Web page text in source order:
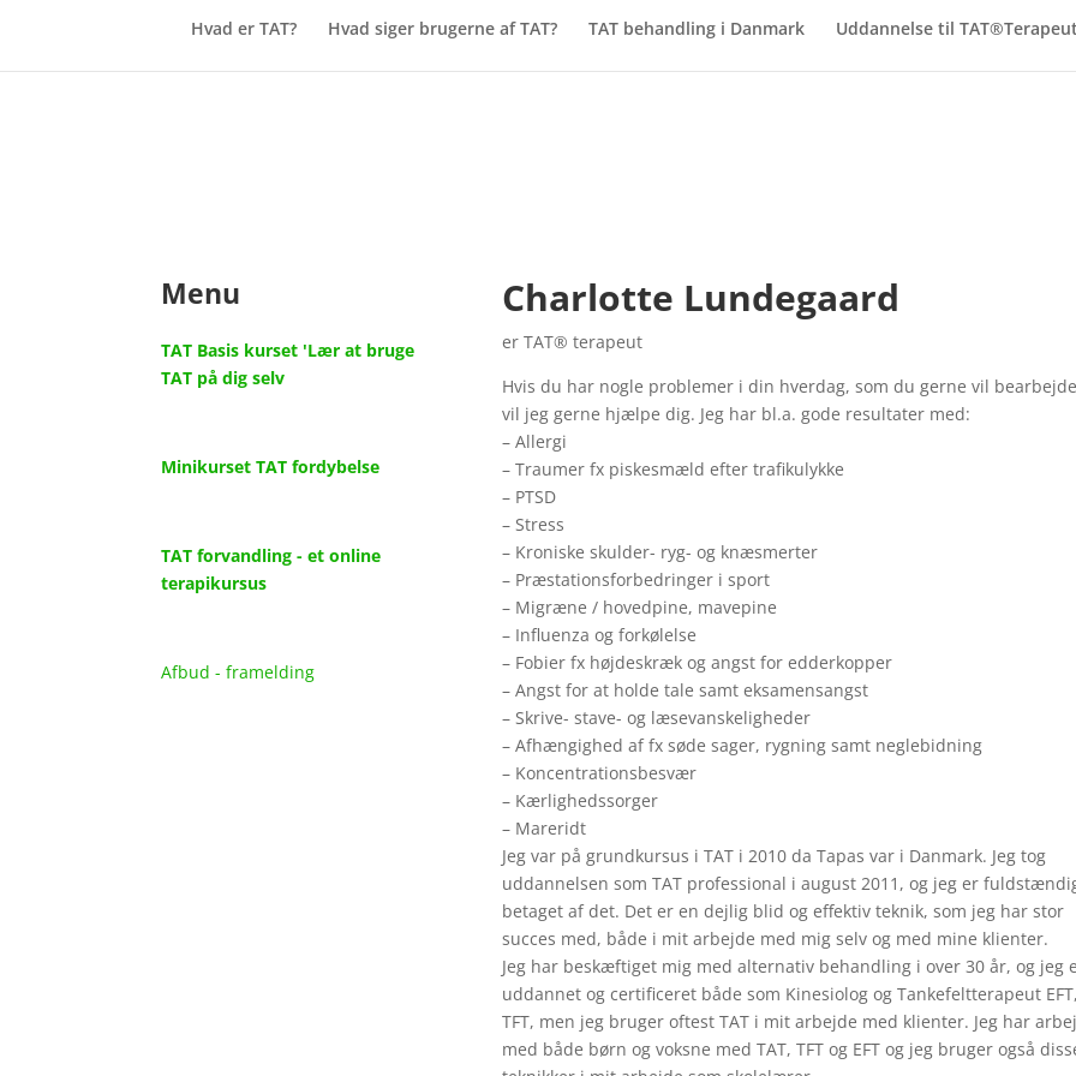
Hvad er TAT? Hvad siger brugerne af TAT? TAT behandling i Danmark Uddannelse til TAT®Terapeut
Menu
TAT Basis kurset 'Lær at bruge
TAT på dig selv
Minikurset TAT fordybelse
TAT forvandling - et online
terapikursus
Afbud - framelding
Charlotte Lundegaard
er TAT® terapeut
Hvis du har nogle problemer i din hverdag, som du gerne vil
vil jeg gerne hjælpe dig. Jeg har bl.a. gode resultater med:
– Allergi
– Traumer fx piskesmæld efter trafikulykke
– PTSD
– Stress
– Kroniske skulder- ryg- og knæsmerter
– Præstationsforbedringer i sport
– Migræne / hovedpine, mavepine
– Influenza og forkølelse
– Fobier fx højdeskræk og angst for edderkopper
– Angst for at holde tale samt eksamensangst
– Skrive- stave- og læsevanskeligheder
– Afhængighed af fx søde sager, rygning samt neglebidning
– Koncentrationsbesvær
– Kærlighedssorger
– Mareridt
Jeg var på grundkursus i TAT i 2010 da Tapas var i Danmark. Jeg tog
uddannelsen som TAT professional i august 2011, og jeg er
betaget af det. Det er en dejlig blid og effektiv teknik, som jeg har stor
succes med, både i mit arbejde med mig selv og med mine klienter.
Jeg har beskæftiget mig med alternativ behandling i over 30 år, og jeg
uddannet og certificeret både som Kinesiolog og Tankefeltterapeut EFT,
TFT, men jeg bruger oftest TAT i mit arbejde med klienter. Jeg har
med både børn og voksne med TAT, TFT og EFT og jeg bruger også